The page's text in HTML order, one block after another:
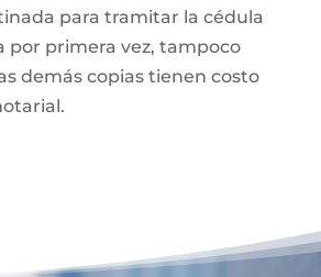
para tramitar la cédula
por primera vez, tampoco
demás copias tienen costo